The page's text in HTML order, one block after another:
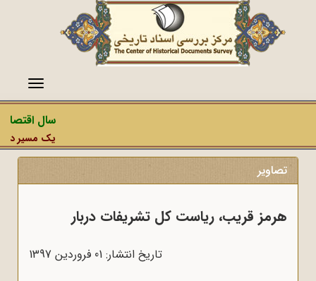
منو
سال
یک مسیر
تصاویر
هرمز قریب، ریاست کل تشریفات دربار
تاریخ انتشار: 01 فروردين 1397